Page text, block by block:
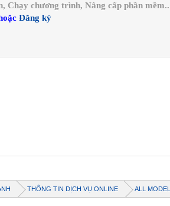
Chạy chương trình, Nâng cấp phần mềm..
Đăng ký
THÔNG TIN DỊCH VỤ ONLINE ALL MODEL